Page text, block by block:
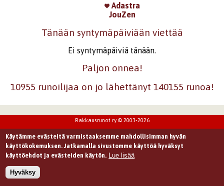
Adastra
JouZen
Tänään syntymäpäiviään viettää
Ei syntymäpäiviä tänään.
Paljon onnea!
10955 runoilijaa on jo lähettänyt 140155 runoa!
Rakkausrunot ry © 2003-2026
Käytämme evästeitä varmistaaksemme mahdollisimman hyvän
käyttökokemuksen. Jatkamalla sivustomme käyttöä hyväksyt
käyttöehdot ja evästeiden käytön. Lue lisää
Hyväksy